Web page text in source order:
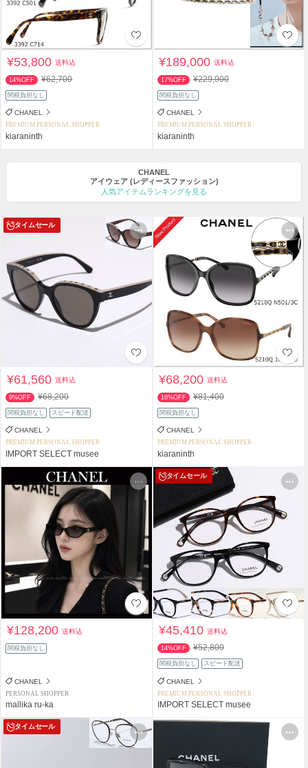
¥53,800送料込
14%OFF ¥62,700
関税負担なし
CHANEL
PREMIUM PERSONAL SHOPPER
kiaraninth
¥189,000送料込
17%OFF ¥229,900
関税負担なし
CHANEL
PREMIUM PERSONAL SHOPPER
kiaraninth
CHANEL
アイウェア (レディースファッション)
人気アイテムランキングを見る
タイムセール
¥61,560送料込
9%OFF ¥68,200
関税負担なし スピード配送
CHANEL
PREMIUM PERSONAL SHOPPER
IMPORT SELECT musee
¥68,200送料込
16%OFF ¥81,400
関税負担なし
CHANEL
PREMIUM PERSONAL SHOPPER
kiaraninth
¥128,200送料込
関税負担なし
CHANEL
PERSONAL SHOPPER
mallika ru-ka
タイムセール
¥45,410送料込
14%OFF ¥52,800
関税負担なし スピード配送
CHANEL
PREMIUM PERSONAL SHOPPER
IMPORT SELECT musee
タイムセール